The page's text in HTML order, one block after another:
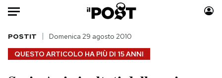
Auto
HOME
QUESTO ARTICOLO HA PIÙ DI 15 ANNI
POSTIT Domenica 29 agosto 2010